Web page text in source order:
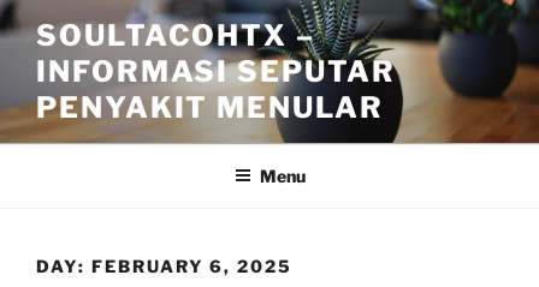
Skip
to
content
SOULTACOHTX –
INFORMASI SEPUTAR
PENYAKIT MENULAR
Menu
DAY: FEBRUARY 6, 2025